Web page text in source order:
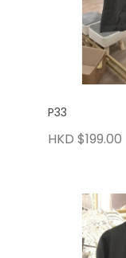
P33
HKD $199.00